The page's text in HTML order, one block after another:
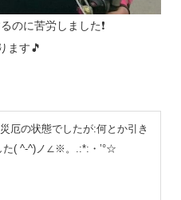
のに苦労しました❗
ます🎵
厄の状態でしたが:何とか引き
た( ^-^)ノ∠※。.:*:・’°☆